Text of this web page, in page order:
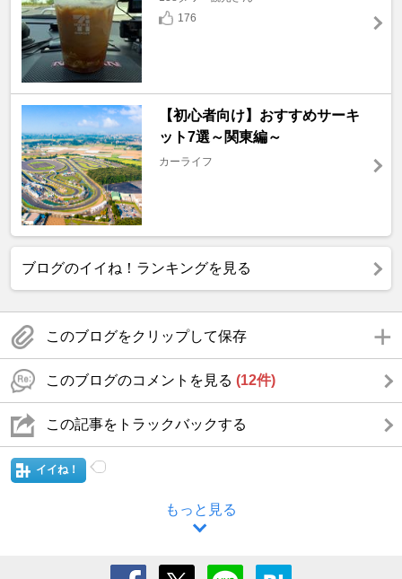
176
【初心者向け】おすすめサーキ
ット7選～関東編～
カーライフ
ブログのイイね！ランキングを見る
このブログをクリップして保存
このブログのコメントを見る (12件)
この記事をトラックバックする
イイね！
もっと見る